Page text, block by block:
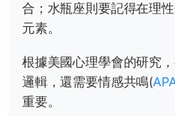
合；水瓶座則要記得在理
元素。
根據美國心理學會的研究
邏輯，還需要情感共鳴(
重要。